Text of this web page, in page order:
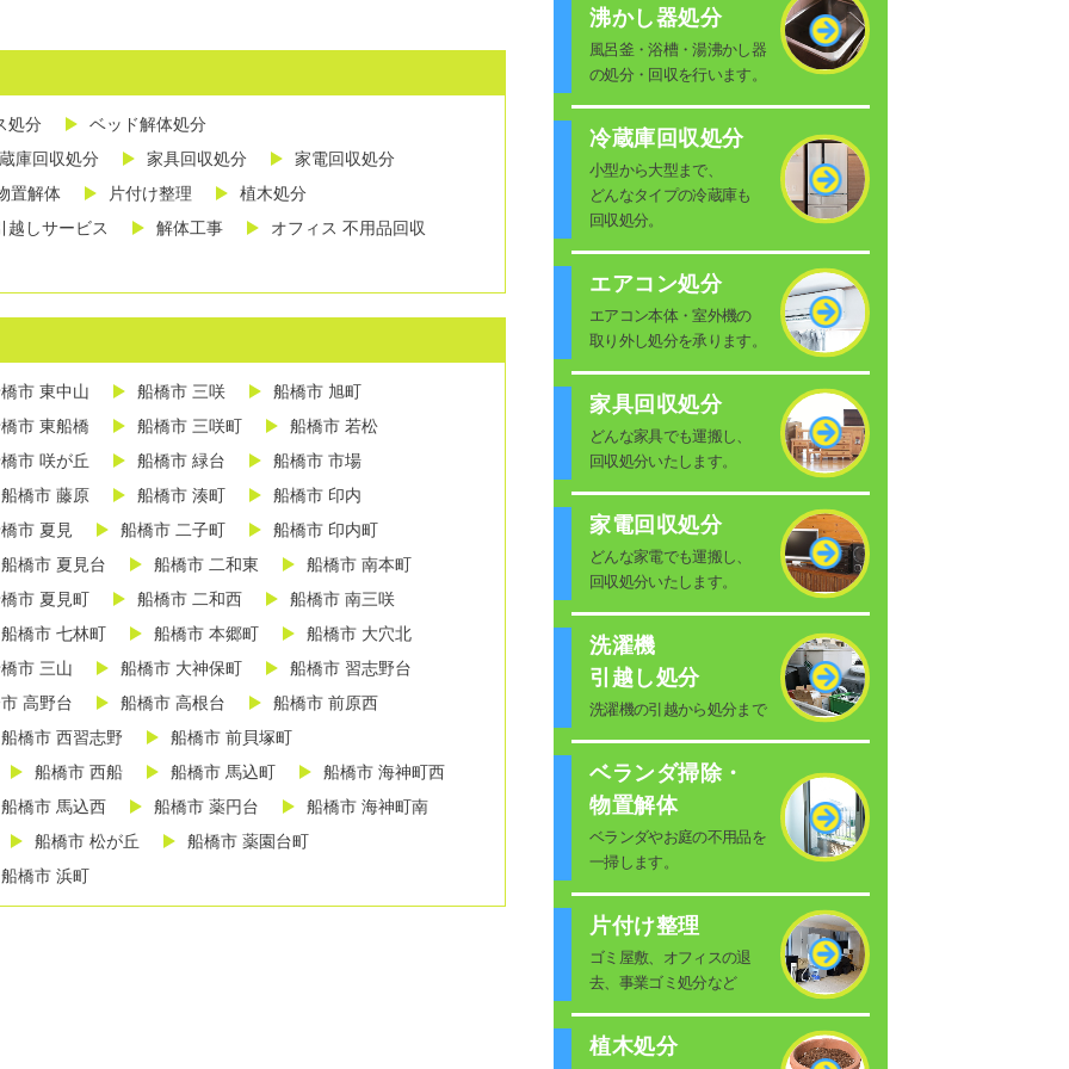
処分
ベッド解体処分
庫回収処分
家具回収処分
家電回収処分
置解体
片付け整理
植木処分
越しサービス
解体工事 オフィス 不用品回収
市 東中山 船橋市 三咲
船橋市 旭町
市 東船橋
船橋市 三咲町
船橋市 若松
市 咲が丘
船橋市 緑台
船橋市 市場
船橋市 藤原
船橋市 湊町
船橋市 印内
市 夏見
船橋市 二子町
船橋市 印内町
船橋市 夏見台
船橋市 二和東
船橋市 南本町
市 夏見町
船橋市 二和西
船橋市 南三咲
船橋市 七林町
船橋市 本郷町
船橋市 大穴北
市 三山
船橋市 大神保町
船橋市 習志野台
高野台
船橋市 高根台
船橋市 前原西
船橋市 西習志野
船橋市 前貝塚町
船橋市 西船
船橋市 馬込町
船橋市 海神町西
船橋市 馬込西
船橋市 薬円台
船橋市 海神町南
船橋市 松が丘
船橋市 薬園台町
船橋市 浜町
沸かし器処分
風呂釜・浴槽・湯沸かし器
の処分・回収を行います。
冷蔵庫回収処分
小型から大型まで、
どんなタイプの冷蔵庫も
回収処分。
エアコン処分
エアコン本体・室外機の
取り外し処分を承ります。
家具回収処分
どんな家具でも運搬し、
回収処分いたします。
家電回収処分
どんな家電でも運搬し、
回収処分いたします。
洗濯機
引越し処分
洗濯機の引越から処分まで
ベランダ掃除・
物置解体
ベランダやお庭の不用品を
一掃します。
片付け整理
ゴミ屋敷、オフィスの退
去、事業ゴミ処分など
植木処分